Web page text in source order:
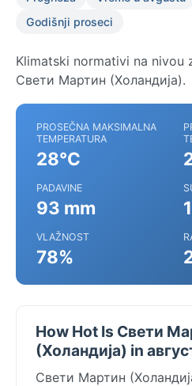
Godišnji proseci
Klimatski normativi na nivou
Свети Мартин (Холандија).
PROSEČNA MAKSIMALNA
TEMPERATURA
28°C
PADAVINE
93 mm
VLAŽNOST
78%
How Hot Is Свети
(Холандија) in
Свети Мартин